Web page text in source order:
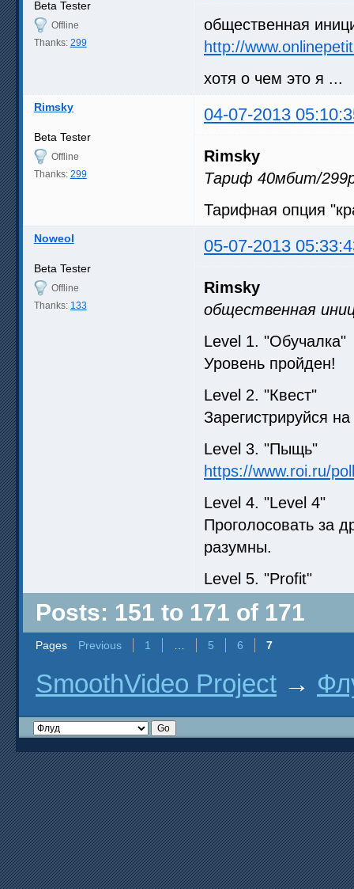
Beta Tester
Offline
Thanks: 299
общественная
http://
хотя о чем это я ...
Rimsky 04-07-2013
Beta Tester
Offline
Thanks: 299
Rimsky
Тариф 40мбит/
Тарифная опция
Noweol 05-07-2013
Beta Tester
Offline
Thanks: 133
Rimsky
общественная
Level 1. "Обучалка"
Уровень пройден!
Level 2. "Квест"
Зарегистрируйся
Level 3. "Пыщь"
https://www.roi.ru/
Level 4. "Level 4"
Проголосовать за
разумны.
Level 5. "Profit"
Posts: 151 to 171 of 171
Pages Previous 1 5 6 7
SmoothVideo Project →